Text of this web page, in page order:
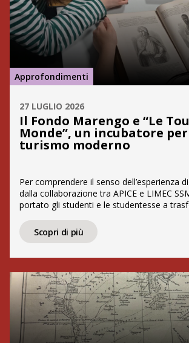
Approfondimenti
27 LUGLIO 2026
Il Fondo Marengo e “Le
Monde”, un incubatore
turismo moderno
Per comprendere il senso dell’esperienza
dalla collaborazione tra APICE e LIMEC
portato gli studenti e le studentesse a
patrimonio che ci ha ospitati. Il Fondo
collezione acquisita dall’editore Pietro
Scopri di più